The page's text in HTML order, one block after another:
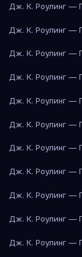
Дж. К. Роулинг —
Дж. К. Роулинг —
Дж. К. Роулинг —
Дж. К. Роулинг —
Дж. К. Роулинг —
Дж. К. Роулинг —
Дж. К. Роулинг —
Дж. К. Роулинг —
Дж. К. Роулинг —
Дж. К. Роулинг —
Дж. К. Роулинг —